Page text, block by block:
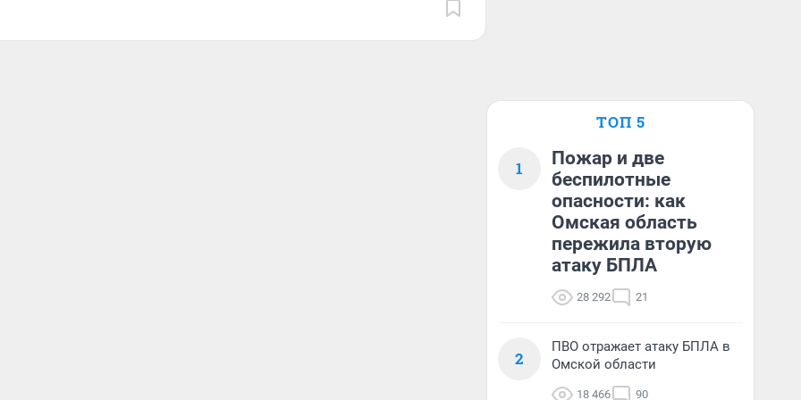
ТОП 5
1
Пожар и две
беспилотные
опасности: как
Омская область
пережила вторую
атаку БПЛА
28 292 21
2
ПВО отражает атаку БПЛА в
Омской области
18 466 90